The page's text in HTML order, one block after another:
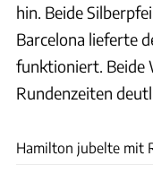
hin. Beide
Barcelona lieferte
funktioniert. Beide
Rundenzeiten
Hamilton jubelte mit